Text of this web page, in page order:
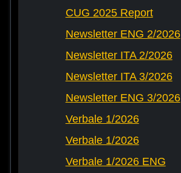
CUG 2025 Report
Newsletter ENG 2/2026
Newsletter ITA 2/2026
Newsletter ITA 3/2026
Newsletter ENG 3/2026
Verbale 1/2026
Verbale 1/2026
Verbale 1/2026 ENG